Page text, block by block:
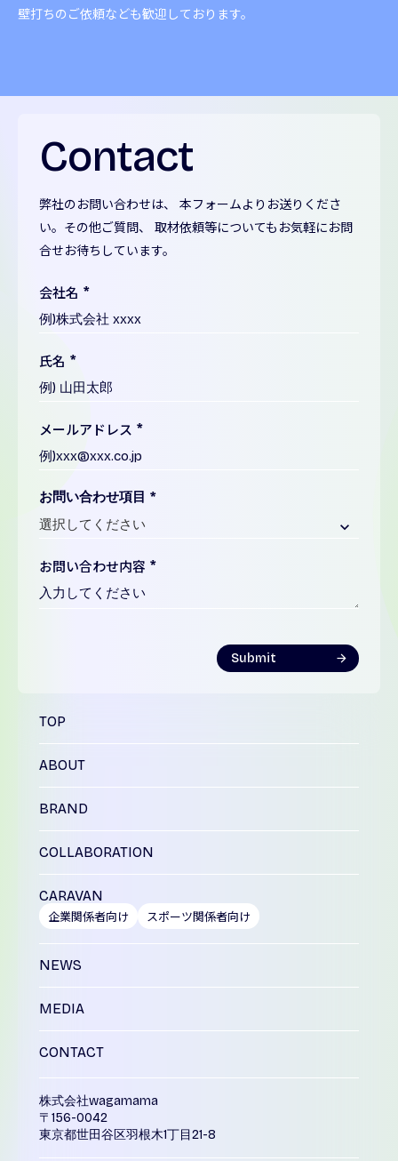
壁打ちのご依頼なども歓迎しております。
Contact
弊社のお問い合わせは、 本フォームよりお送りくださ
い。その他ご質問、 取材依頼等についてもお気軽にお問
合せお待ちしています。
会社名 *
氏名 *
メールアドレス *
お問い合わせ項目 *
keyboard_arrow_down
お問い合わせ内容 *
Submit arrow_forward
TOP
ABOUT
BRAND
COLLABORATION
CARAVAN
企業関係者向け
スポーツ関係者向け
NEWS
MEDIA
CONTACT
株式会社wagamama
〒156-0042
東京都世田谷区羽根木1丁目21-8